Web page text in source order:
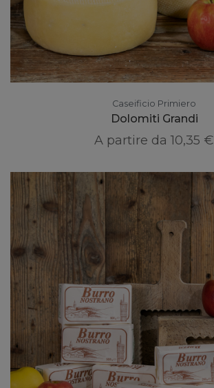
Caseificio Primiero
Dolomiti Grandi
A partire da 10,35 €